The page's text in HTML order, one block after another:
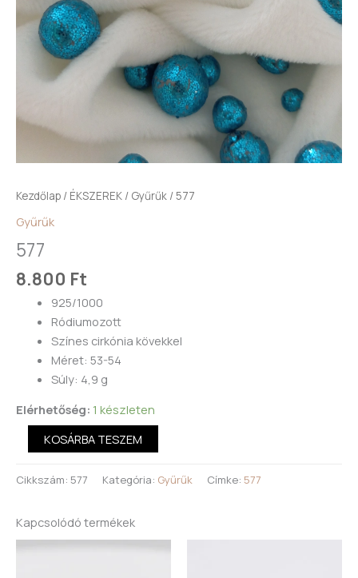
Kezdőlap / ÉKSZEREK / Gyűrűk / 577
Gyűrűk
577
8.800 Ft
925/1000
Ródiumozott
Színes cirkónia kövekkel
Méret: 53-54
Súly: 4,9 g
Elérhetőség: 1 készleten
KOSÁRBA TESZEM
Cikkszám: 577 Kategória: Gyűrűk Címke: 577
Kapcsolódó termékek